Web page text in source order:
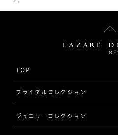
TOP
ブライダルコレクション
婚約指輪（エンゲージリング）
ジュエリーコレクション